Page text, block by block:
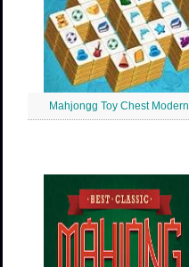
Mahjongg Toy Chest Modern